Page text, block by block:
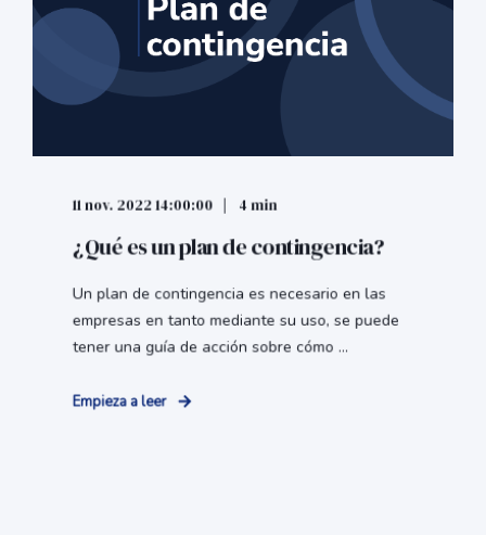
11 nov. 2022 14:00:00 4 min
¿Qué es un plan de contingencia?
Un plan de contingencia es necesario en las
empresas en tanto mediante su uso, se puede
tener una guía de acción sobre cómo ...
Empieza a leer